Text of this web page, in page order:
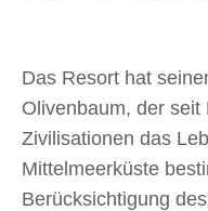
Das Resort hat
Olivenbaum, der seit
Zivilisationen das
Mittelmeerküste
Berücksichtigung